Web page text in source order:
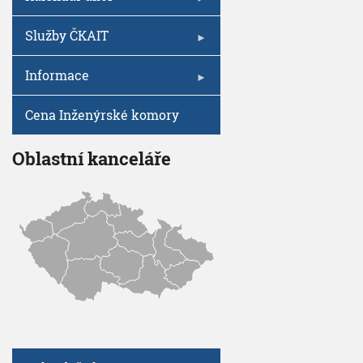
Služby ČKAIT
Informace
Cena Inženýrské komory
Oblastní kanceláře